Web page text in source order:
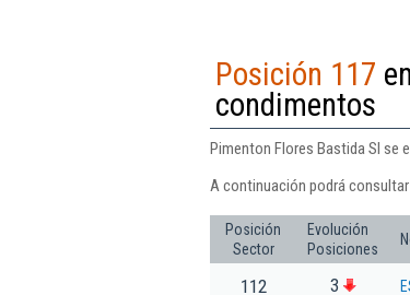
Posición 117
condimentos
Pimenton Flores Bastida Sl se
A continuación podrá
Posición
Sector
Evolución
Posiciones
112 3